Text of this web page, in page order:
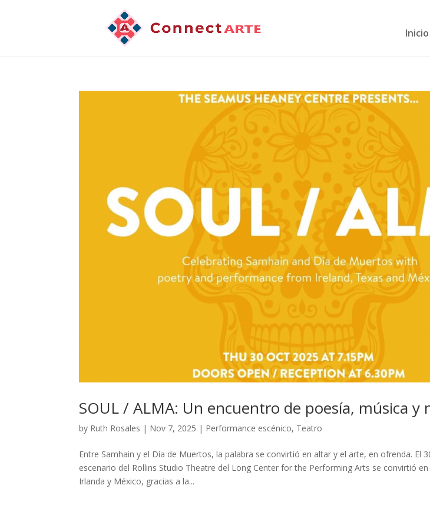
Inicio
SOUL / ALMA: Un encuentro de poesía, música y
by Ruth Rosales | Nov 7, 2025 | Performance escénico, Teatro
Entre Samhain y el Día de Muertos, la palabra se convirtió en altar y el arte, en ofrenda. El
escenario del Rollins Studio Theatre del Long Center for the Performing Arts se convirtió
Irlanda y México, gracias a la...